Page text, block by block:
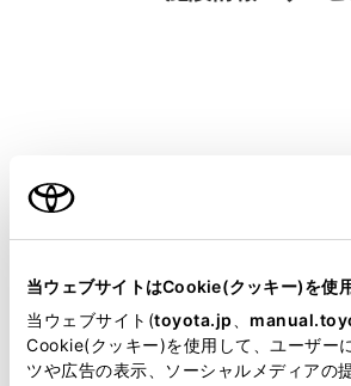
当ウェブサイトはCookie(クッキー)を使用
当ウェブサイト(toyota.jp
Cookie(クッキー)を使用して、ユーザー
ツや広告の表示、ソーシャルメディアの